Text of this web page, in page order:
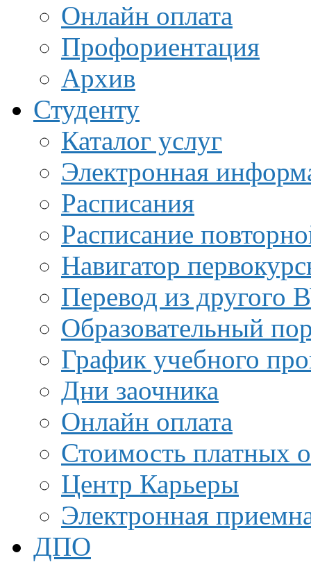
Онлайн оплата
Профориентация
Архив
Студенту
Каталог услуг
Электронная
Расписания
Расписание
Навигатор
Перевод из другого
Образовательный
График учебного
Дни заочника
Онлайн оплата
Стоимость платных
Центр Карьеры
Электронная
ДПО